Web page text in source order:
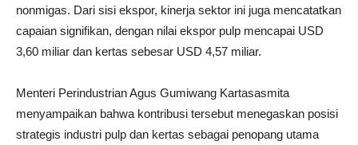
nonmigas. Dari sisi ekspor, kinerja sektor ini juga mencatatkan
capaian signifikan, dengan nilai ekspor pulp mencapai USD
3,60 miliar dan kertas sebesar USD 4,57 miliar.
Menteri Perindustrian Agus Gumiwang Kartasasmita
menyampaikan bahwa kontribusi tersebut menegaskan posisi
strategis industri pulp dan kertas sebagai penopang utama